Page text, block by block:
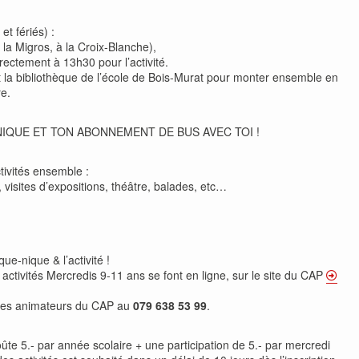
fériés) :
Migros, à la Croix-Blanche),
à 13h30 pour l’activité.
bibliothèque de l’école de Bois-Murat pour monter ensemble en
ET TON ABONNEMENT DE BUS AVEC TOI !
ensemble :
d’expositions, théâtre, balades, etc…
nique & l’activité !
Mercredis 9-11 ans se font en ligne, sur le site du CAP
animateurs du CAP au 079 638 53 99.
5.- par année scolaire + une participation de 5.- par mercredi